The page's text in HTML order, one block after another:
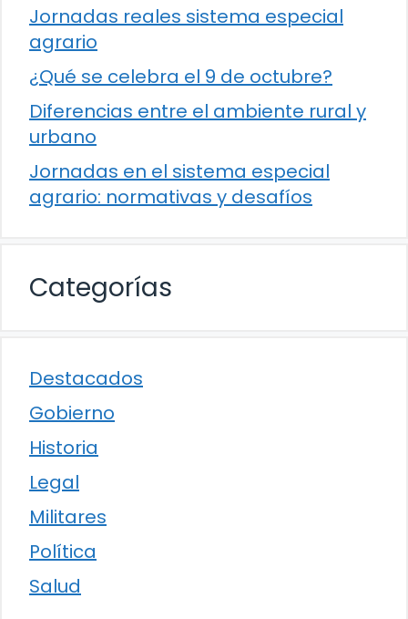
Jornadas reales sistema especial
agrario
¿Qué se celebra el 9 de octubre?
Diferencias entre el ambiente rural y
urbano
Jornadas en el sistema especial
agrario: normativas y desafíos
Categorías
Destacados
Gobierno
Historia
Legal
Militares
Política
Salud